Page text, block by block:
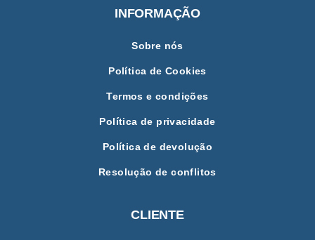
INFORMAÇÃO
Sobre nós
Política de Cookies
Termos e condições
Política de privacidade
Política de devolução
Resolução de conflitos
CLIENTE